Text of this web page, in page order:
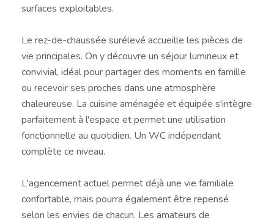
surfaces exploitables.
Le rez-de-chaussée surélevé accueille les pièces de
vie principales. On y découvre un séjour lumineux et
convivial, idéal pour partager des moments en famille
ou recevoir ses proches dans une atmosphère
chaleureuse. La cuisine aménagée et équipée s'intègre
parfaitement à l'espace et permet une utilisation
fonctionnelle au quotidien. Un WC indépendant
complète ce niveau.
L'agencement actuel permet déjà une vie familiale
confortable, mais pourra également être repensé
selon les envies de chacun. Les amateurs de